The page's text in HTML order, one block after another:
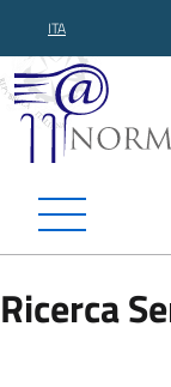
ITA
Ricerca